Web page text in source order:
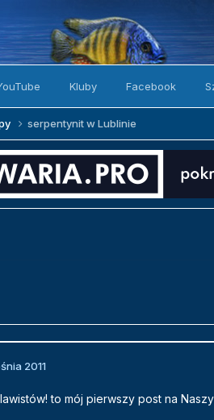
Kluby Facebook
serpentynit w Lublinie
2011
to mój pierwszy post na